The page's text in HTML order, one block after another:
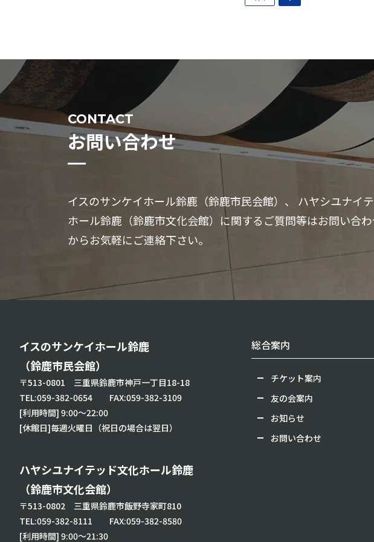
CONTACT
お問い合わせ
イスのサンケイホール鈴鹿（鈴鹿市民会館）、 ハヤシユナイ
ホール鈴鹿（鈴鹿市文化会館）に関するご質問等はお問い合
からお気軽にご連絡下さい。
総合案内
チケット案内
友の会案内
お知らせ
お問い合わせ
イスのサンケイホール鈴鹿
（鈴鹿市民会館）
〒513-0801 三重県鈴鹿市神戸一丁目18-18
TEL:059-382-0654 FAX:059-382-3109
[利用時間] 9:00～22:00
[休館日]毎週火曜日（祝日の場合は翌日）
ハヤシユナイテッド文化ホール鈴鹿
（鈴鹿市文化会館）
〒513-0802 三重県鈴鹿市飯野寺家町810
TEL:059-382-8111 FAX:059-382-8580
[利用時間] 9:00～21:30